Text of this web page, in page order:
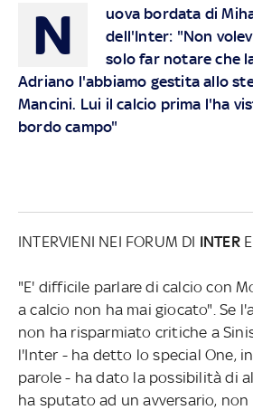
N
uova bordata di
dell'Inter: "Non
solo far notare che
Adriano l'abbiamo gestita allo
Mancini. Lui il calcio prima l'ha
bordo campo"
INTERVIENI NEI FORUM DI INTERE
"E' difficile parlare di calcio con
a calcio non ha mai giocato". Se
non ha risparmiato critiche a
l'Inter - ha detto lo special One,
parole - ha dato la possibilità di
ha sputato ad un avversario, non